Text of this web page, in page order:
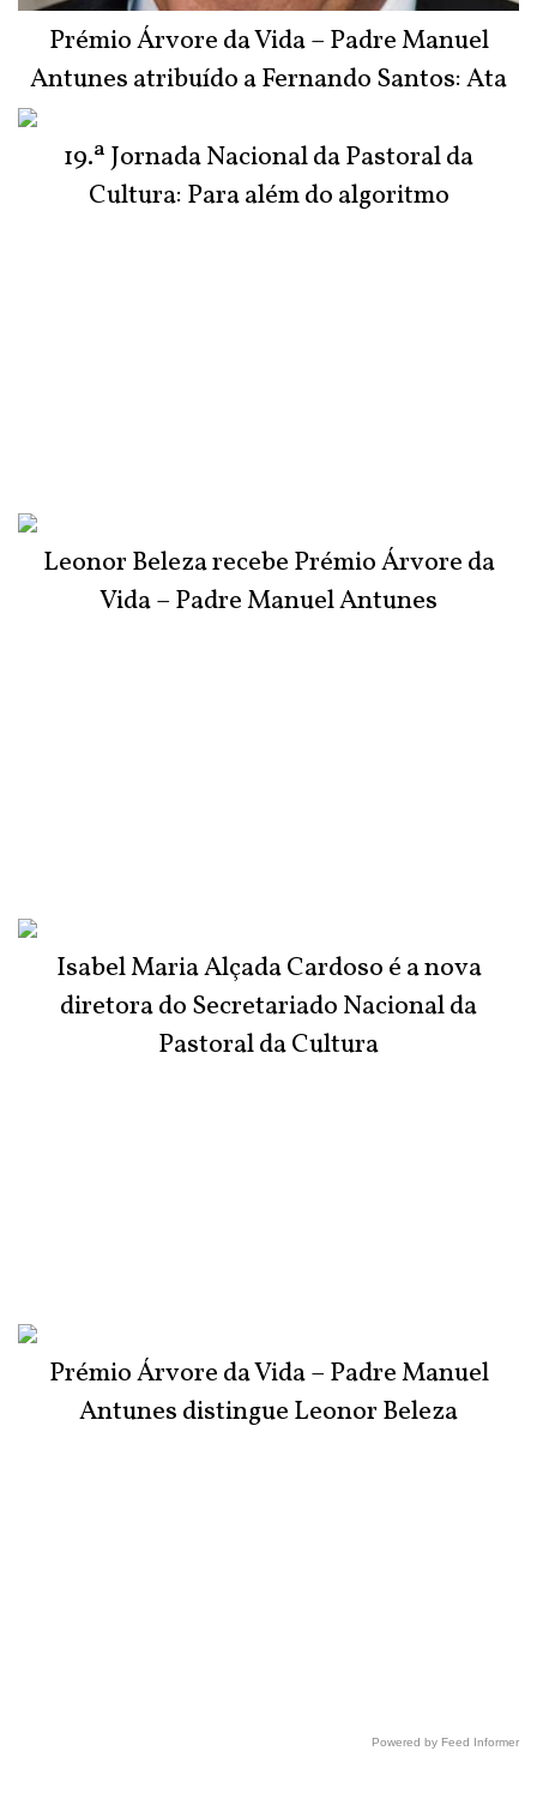
Prémio Árvore da Vida – Padre Manuel
Antunes atribuído a Fernando Santos: Ata
19.ª Jornada Nacional da Pastoral da
Cultura: Para além do algoritmo
Leonor Beleza recebe Prémio Árvore da
Vida – Padre Manuel Antunes
Isabel Maria Alçada Cardoso é a nova
diretora do Secretariado Nacional da
Pastoral da Cultura
Prémio Árvore da Vida – Padre Manuel
Antunes distingue Leonor Beleza
Powered by Feed Informer